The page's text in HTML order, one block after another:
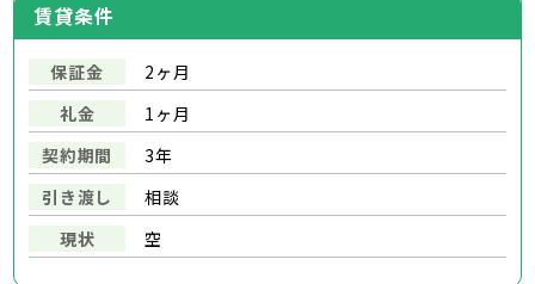
賃貸条件
保証金
2ヶ月
礼金
1ヶ月
契約期間
3年
引き渡し
相談
現状
空